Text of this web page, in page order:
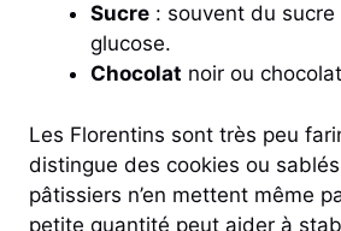
Sucre : souvent du
glucose.
Chocolat noir ou
Les Florentins sont très peu
distingue des cookies ou
pâtissiers n’en mettent même
petite quantité peut aider à